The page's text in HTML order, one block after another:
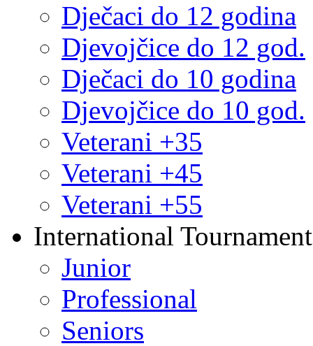
Dječaci do 12 godina
Djevojčice do 12 god.
Dječaci do 10 godina
Djevojčice do 10 god.
Veterani +35
Veterani +45
Veterani +55
International
Junior
Professional
Seniors